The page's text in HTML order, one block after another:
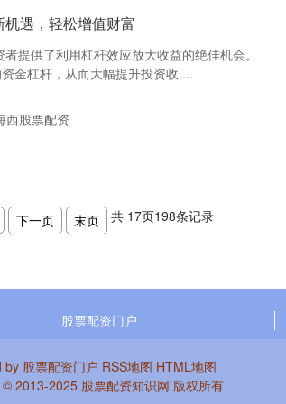
遇，轻松增值财富
提供了利用杠杆效应放大收益的绝佳机会。
金杠杆，从而大幅提升投资收....
西股票配资
下一页 末页 共 17页198条记录
股票配资门户
by 股票配资门户 RSS地图 HTML地图
© 2013-2025 股票配资知识网 版权所有